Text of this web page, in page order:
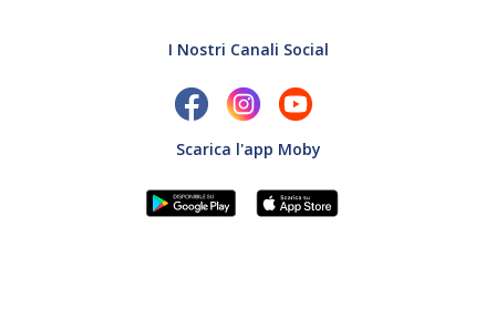
I Nostri Canali Social
Scarica l'app Moby